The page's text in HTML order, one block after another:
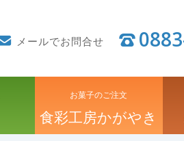
メールでお問合せ
お菓子のご注文
食彩工房かがやき